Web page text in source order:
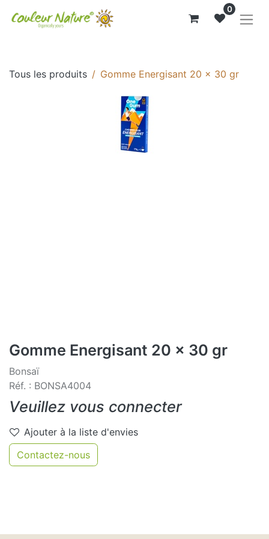
0
Tous les produits Gomme Energisant 20 x 30 gr
Gomme Energisant 20 x 30 gr
Bonsaï
Réf. : BONSA4004
Veuillez vous connecter
Ajouter à la liste d'envies
Contactez-nous